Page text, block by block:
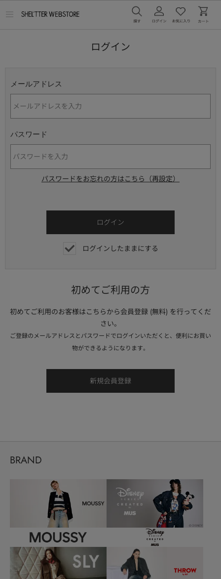
ログイン
メールアドレス
パスワード
パスワードをお忘れの方はこちら（再設定）
ログインしたままにする
初めてご利用の方
初めてご利用のお客様はこちらから会員登録 (無料) を行ってくだ
さい。
ご登録のメールアドレスとパスワードでログインいただくと、便利にお買い
物ができるようになります。
BRAND